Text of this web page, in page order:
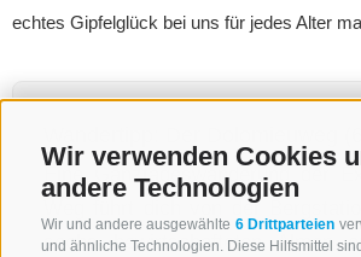
Wir verwenden Cookies
andere Technologien
Wir und andere ausgewählte 6 Drittparteien
und ähnliche Technologien. Diese Hilfsmittel
echtes Gipfelglück bei uns für jedes Alter
Eine Ganztageswanderung der
Weg führt dich von der
sechs bewirtschafteten Almen